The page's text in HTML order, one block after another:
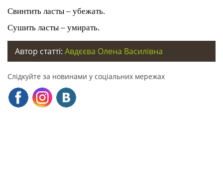
Свинтить ласты – убежать.
Сушить ласты – умирать.
Автор статті: Авдєєва Олена Василівна
Слідкуйте за новинами у соціальних мережах